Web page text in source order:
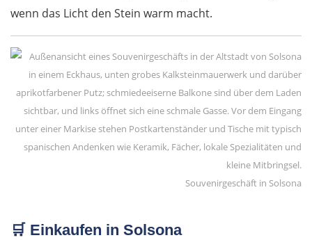
wenn das Licht den Stein warm macht.
Souvenirgeschäft in Solsona
🛒 Einkaufen in Solsona